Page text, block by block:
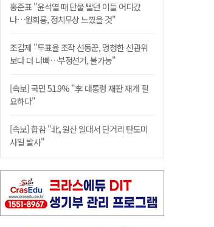
홍준표 "윤석열 때 단물 빨던 이들 어디갔
나…원희룡, 정치무상 느꼈을 것"
조갑제 "투표율 조작 선동꾼, 멍청한 선관위
보다 더 나빠…부정선거, 불가능"
[속보] 국민 51.9% "李 대통령 재판 재개 필
요하다"
[속보] 합참 "北, 원산 일대서 단거리 탄도미
사일 발사"